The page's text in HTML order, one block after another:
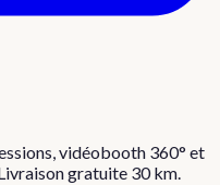
vidéobooth 360° et
gratuite 30 km.